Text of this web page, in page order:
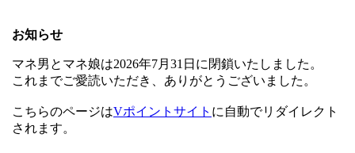
お知らせ
マネ男とマネ娘は2026年7月31日に閉鎖いたしました。
これまでご愛読いただき、ありがとうございました。
こちらのページはVポイントサイト に自動でリダイレクト
されます。